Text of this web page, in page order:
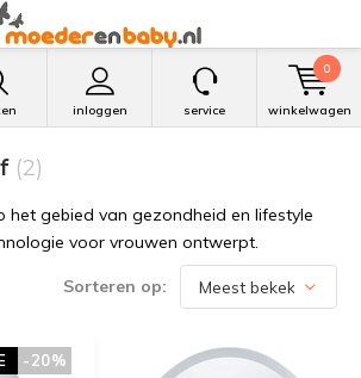
inloggen service winkelwagen
0
(2)
het gebied van gezondheid en lifestyle
voor vrouwen ontwerpt.
Sorteren op:
-20%